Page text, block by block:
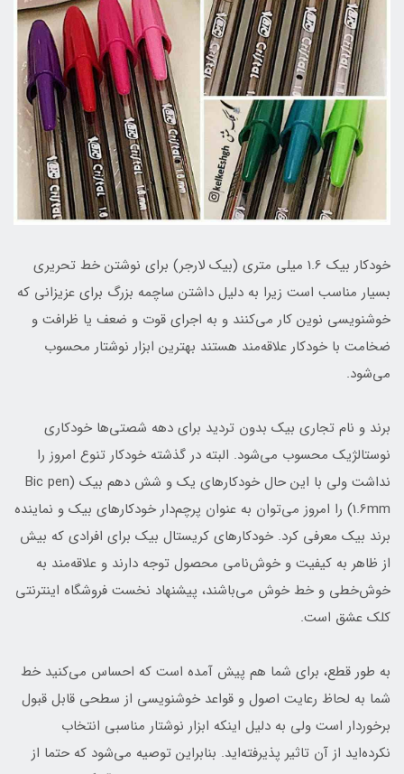
خودکار بیک 1.6 میلی متری (بیک لارجر) برای نوشتن خط تحریری
بسیار مناسب است زیرا به دلیل داشتن ساچمه بزرگ برای عزیزانی که
خوشنویسی نوین کار می‌کنند و به اجرای قوت و ضعف یا ظرافت و
ضخامت با خودکار علاقه‌مند هستند بهترین ابزار نوشتار محسوب
می‌شود.
برند و نام تجاری بیک بدون تردید برای دهه شصتی‌ها خودکاری
نوستالژیک محسوب می‌شود. البته در گذشته خودکار تنوع امروز را
نداشت ولی با این حال خودکارهای یک و شش دهم بیک (Bic pen
1.6mm) را امروز می‌توان به عنوان پرچم‌دار خودکارهای بیک و نماینده
برند بیک معرفی کرد. خودکارهای کریستال بیک برای افرادی که بیش
از ظاهر به کیفیت و خوش‌نامی محصول توجه دارند و علاقه‌مند به
خوش‌خطی و خط خوش می‌باشند، پیشنهاد نخست فروشگاه اینترنتی
کلک عشق است.
به طور قطع، برای شما هم پیش آمده است که احساس می‌کنید خط
شما به لحاظ رعایت اصول و قواعد خوشنویسی از سطحی قابل قبول
برخوردار است ولی به دلیل اینکه ابزار نوشتار مناسبی انتخاب
نکرده‌اید از آن تاثیر پذیرفته‌اید. بنابراین توصیه می‌شود که حتما از